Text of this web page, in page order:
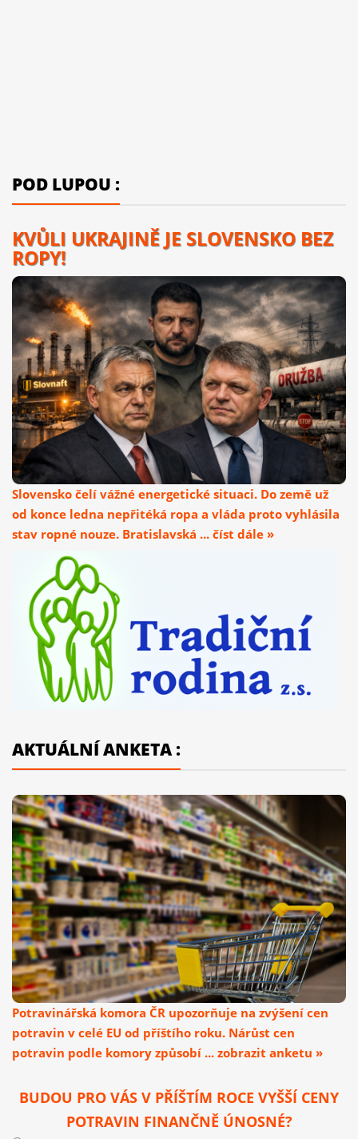
POD LUPOU :
KVŮLI UKRAJINĚ JE SLOVENSKO BEZ
ROPY!
Slovensko čelí vážné energetické situaci. Do země už
od konce ledna nepřitéká ropa a vláda proto vyhlásila
stav ropné nouze. Bratislavská ... číst dále »
AKTUÁLNÍ ANKETA :
Potravinářská komora ČR upozorňuje na zvýšení cen
potravin v celé EU od příštího roku. Nárůst cen
potravin podle komory způsobí ... zobrazit anketu »
BUDOU PRO VÁS V PŘÍŠTÍM ROCE VYŠŠÍ CENY
POTRAVIN FINANČNĚ ÚNOSNÉ?